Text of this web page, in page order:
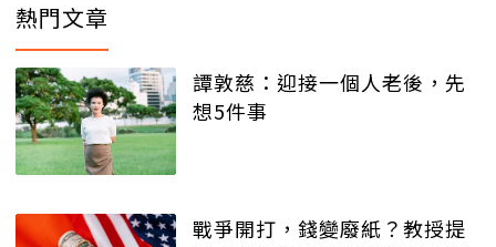
熱門文章
譚敦慈：迎接一個人老後，先
想5件事
戰爭開打，錢變廢紙？教授提